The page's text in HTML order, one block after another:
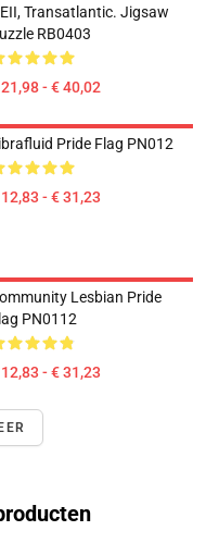
Transatlantic. Jigsaw
RB0403
- € 40,02
Pride Flag PN012
- € 31,23
Lesbian Pride
PN0112
- € 31,23